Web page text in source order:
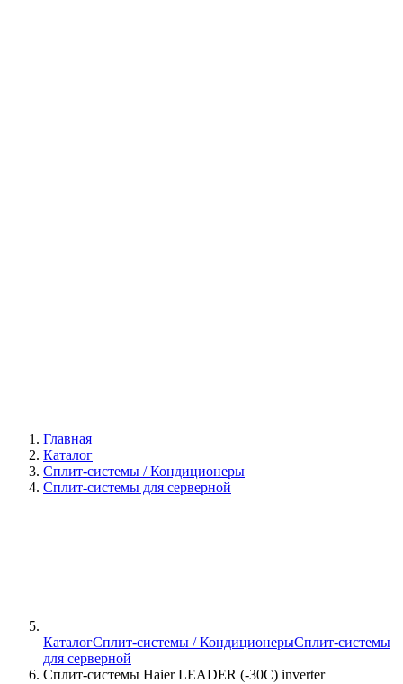
Главная
Каталог
Сплит-системы / Кондиционеры
Сплит-системы для серверной
КаталогСплит-системы / КондиционерыСплит-системы
для серверной
Сплит-системы Haier LEADER (-30С) inverter